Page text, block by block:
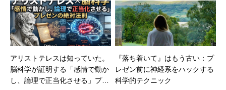
アリストテレスは知っていた。
脳科学が証明する「感情で動か
し、論理で正当化させる」プレ
『落ち着いて』はもう古い：プ
レゼン前に神経系をハックする
科学的テクニック